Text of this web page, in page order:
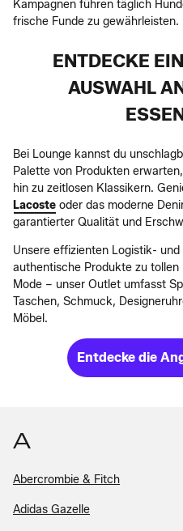
Kampagnen führen täglich
frische Funde zu gewährleisten.
ENTDECKE
AUSWAHL
Bei Lounge kannst du
Palette von Produkten
hin zu zeitlosen Klassikern.
Lacoste oder das moderne
garantierter Qualität und
Unsere effizienten Logistik-
authentische Produkte zu
Mode – unser Outlet umfasst
Taschen, Schmuck,
Möbel.
Entdecke die
A
Abercrombie & Fitch
Adidas Gazelle